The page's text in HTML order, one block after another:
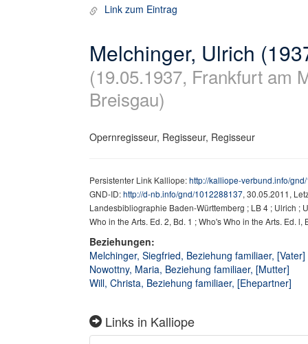
Link zum Eintrag
Melchinger, Ulrich
(19.05.1937, Frankfurt am
Breisgau)
Opernregisseur, Regisseur, Regisseur
Persistenter Link Kalliope:http://kalliope-verbund.info/
GND-ID:http://d-nb.info/gnd/1012288137, 30.05.2011,
Landesbibliographie Baden-Württemberg ; LB 4 ; Ulrich ;
Who in the Arts. Ed. 2, Bd. 1 ; Who's Who in the Arts. Ed. l,
Beziehungen:
Melchinger, Siegfried, Beziehung familiaer, [Vater]
Nowottny, Maria, Beziehung familiaer, [Mutter]
Will, Christa, Beziehung familiaer, [Ehepartner]
Links in Kalliope